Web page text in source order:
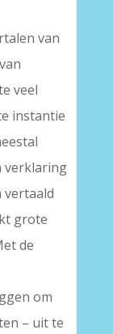
van
veel
instantie
verklaring
vertaald
grote
de
om
– uit te